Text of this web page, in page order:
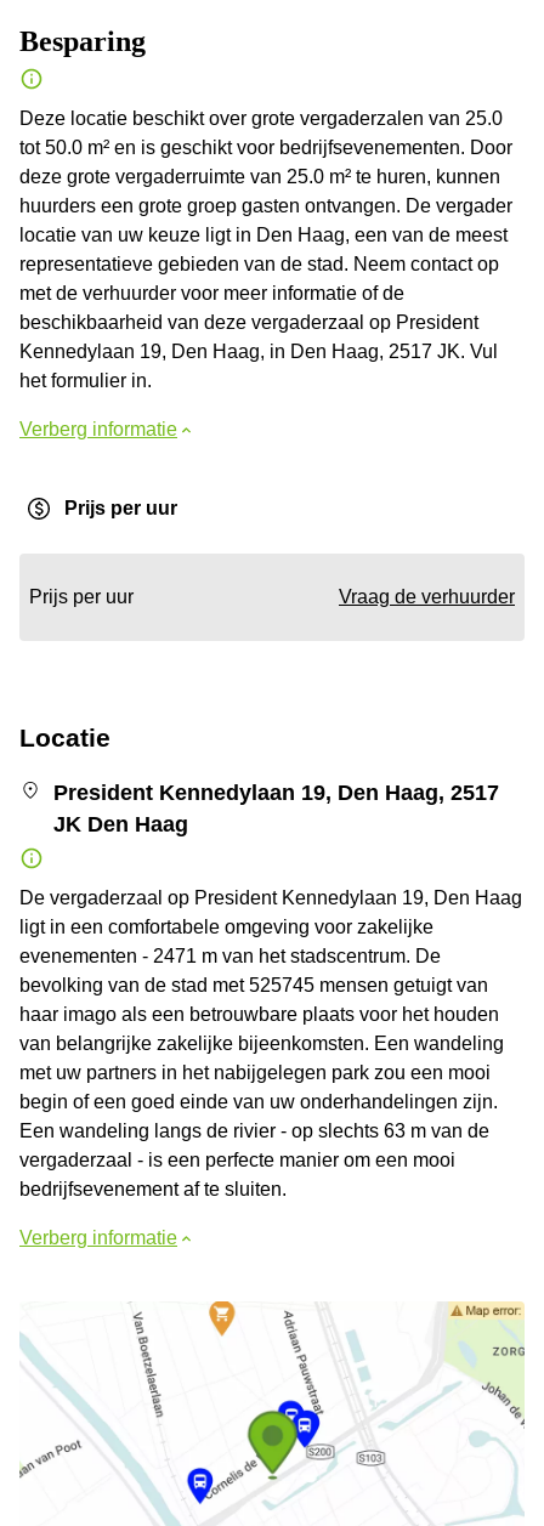
Besparing
Deze locatie beschikt over grote vergaderzalen van 25.0
tot 50.0 m² en is geschikt voor bedrijfsevenementen. Door
deze grote vergaderruimte van 25.0 m² te huren, kunnen
huurders een grote groep gasten ontvangen. De vergader
locatie van uw keuze ligt in Den Haag, een van de meest
representatieve gebieden van de stad. Neem contact op
met de verhuurder voor meer informatie of de
beschikbaarheid van deze vergaderzaal op President
Kennedylaan 19, Den Haag, in Den Haag, 2517 JK. Vul
het formulier in.
Verberg informatie
Prijs per uur
Prijs per uur Vraag de verhuurder
Locatie
President Kennedylaan 19, Den Haag, 2517
JK Den Haag
De vergaderzaal op President Kennedylaan 19, Den Haag
ligt in een comfortabele omgeving voor zakelijke
evenementen - 2471 m van het stadscentrum. De
bevolking van de stad met 525745 mensen getuigt van
haar imago als een betrouwbare plaats voor het houden
van belangrijke zakelijke bijeenkomsten. Een wandeling
met uw partners in het nabijgelegen park zou een mooi
begin of een goed einde van uw onderhandelingen zijn.
Een wandeling langs de rivier - op slechts 63 m van de
vergaderzaal - is een perfecte manier om een mooi
bedrijfsevenement af te sluiten.
Verberg informatie